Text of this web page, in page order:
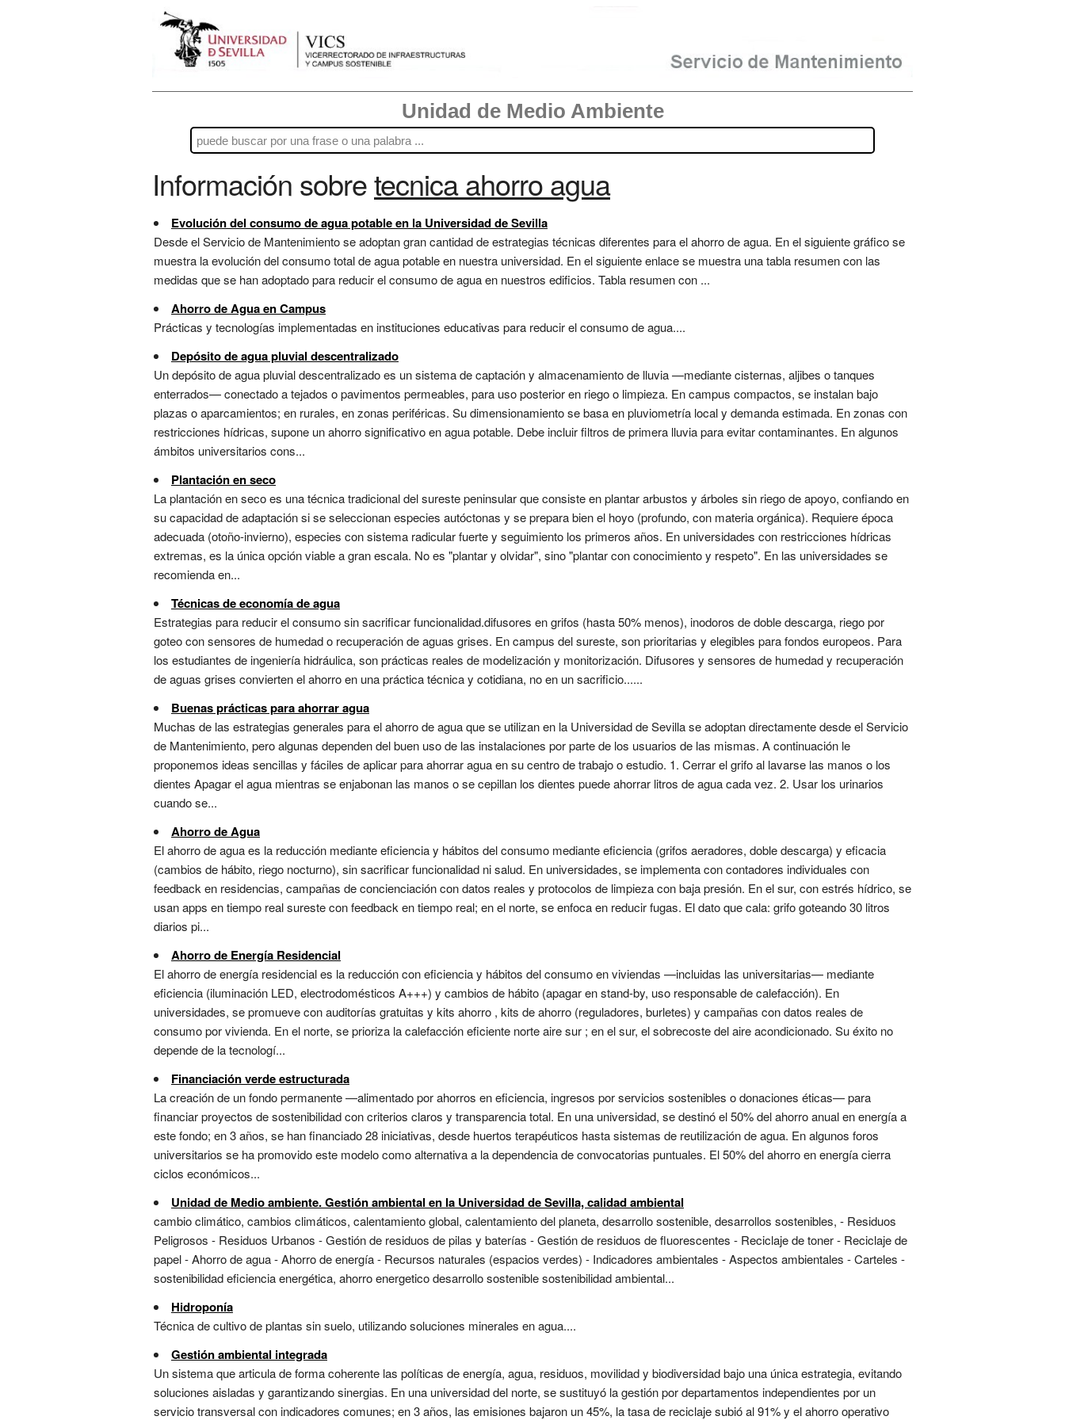
Unidad de Medio Ambiente
Información sobretecnica ahorro agua
Evolución del consumo de agua potable en la Universidad de Sevilla
Desde el Servicio de Mantenimiento se adoptan gran cantidad de estrategias técnicas diferentes para el ahorro de agua. En el siguiente gráfico se
muestra la evolución del consumo total de agua potable en nuestra universidad. En el siguiente enlace se muestra una tabla resumen con las
medidas que se han adoptado para reducir el consumo de agua en nuestros edificios. Tabla resumen con ...
Ahorro de Agua en Campus
Prácticas y tecnologías implementadas en instituciones educativas para reducir el consumo de agua....
Depósito de agua pluvial descentralizado
Un depósito de agua pluvial descentralizado es un sistema de captación y almacenamiento de lluvia —mediante cisternas, aljibes o tanques
enterrados— conectado a tejados o pavimentos permeables, para uso posterior en riego o limpieza. En campus compactos, se instalan bajo
plazas o aparcamientos; en rurales, en zonas periféricas. Su dimensionamiento se basa en pluviometría local y demanda estimada. En zonas con
restricciones hídricas, supone un ahorro significativo en agua potable. Debe incluir filtros de primera lluvia para evitar contaminantes. En algunos
ámbitos universitarios cons...
Plantación en seco
La plantación en seco es una técnica tradicional del sureste peninsular que consiste en plantar arbustos y árboles sin riego de apoyo, confiando en
su capacidad de adaptación si se seleccionan especies autóctonas y se prepara bien el hoyo (profundo, con materia orgánica). Requiere época
adecuada (otoño-invierno), especies con sistema radicular fuerte y seguimiento los primeros años. En universidades con restricciones hídricas
extremas, es la única opción viable a gran escala. No es "plantar y olvidar", sino "plantar con conocimiento y respeto". En las universidades se
recomienda en...
Técnicas de economía de agua
Estrategias para reducir el consumo sin sacrificar funcionalidad.difusores en grifos (hasta 50% menos), inodoros de doble descarga, riego por
goteo con sensores de humedad o recuperación de aguas grises. En campus del sureste, son prioritarias y elegibles para fondos europeos. Para
los estudiantes de ingeniería hidráulica, son prácticas reales de modelización y monitorización. Difusores y sensores de humedad y recuperación
de aguas grises convierten el ahorro en una práctica técnica y cotidiana, no en un sacrificio......
Buenas prácticas para ahorrar agua
Muchas de las estrategias generales para el ahorro de agua que se utilizan en la Universidad de Sevilla se adoptan directamente desde el Servicio
de Mantenimiento, pero algunas dependen del buen uso de las instalaciones por parte de los usuarios de las mismas. A continuación le
proponemos ideas sencillas y fáciles de aplicar para ahorrar agua en su centro de trabajo o estudio. 1. Cerrar el grifo al lavarse las manos o los
dientes Apagar el agua mientras se enjabonan las manos o se cepillan los dientes puede ahorrar litros de agua cada vez. 2. Usar los urinarios
cuando se...
Ahorro de Agua
El ahorro de agua es la reducción mediante eficiencia y hábitos del consumo mediante eficiencia (grifos aeradores, doble descarga) y eficacia
(cambios de hábito, riego nocturno), sin sacrificar funcionalidad ni salud. En universidades, se implementa con contadores individuales con
feedback en residencias, campañas de concienciación con datos reales y protocolos de limpieza con baja presión. En el sur, con estrés hídrico, se
usan apps en tiempo real sureste con feedback en tiempo real; en el norte, se enfoca en reducir fugas. El dato que cala: grifo goteando 30 litros
diarios pi...
Ahorro de Energía Residencial
El ahorro de energía residencial es la reducción con eficiencia y hábitos del consumo en viviendas —incluidas las universitarias— mediante
eficiencia (iluminación LED, electrodomésticos A+++) y cambios de hábito (apagar en stand-by, uso responsable de calefacción). En
universidades, se promueve con auditorías gratuitas y kits ahorro , kits de ahorro (reguladores, burletes) y campañas con datos reales de
consumo por vivienda. En el norte, se prioriza la calefacción eficiente norte aire sur ; en el sur, el sobrecoste del aire acondicionado. Su éxito no
depende de la tecnologí...
Financiación verde estructurada
La creación de un fondo permanente —alimentado por ahorros en eficiencia, ingresos por servicios sostenibles o donaciones éticas— para
financiar proyectos de sostenibilidad con criterios claros y transparencia total. En una universidad, se destinó el 50% del ahorro anual en energía a
este fondo; en 3 años, se han financiado 28 iniciativas, desde huertos terapéuticos hasta sistemas de reutilización de agua. En algunos foros
universitarios se ha promovido este modelo como alternativa a la dependencia de convocatorias puntuales. El 50% del ahorro en energía cierra
ciclos económicos...
Unidad de Medio ambiente. Gestión ambiental en la Universidad de Sevilla, calidad ambiental
cambio climático, cambios climáticos, calentamiento global, calentamiento del planeta, desarrollo sostenible, desarrollos sostenibles, - Residuos
Peligrosos - Residuos Urbanos - Gestión de residuos de pilas y baterías - Gestión de residuos de fluorescentes - Reciclaje de toner - Reciclaje de
papel - Ahorro de agua - Ahorro de energía - Recursos naturales (espacios verdes) - Indicadores ambientales - Aspectos ambientales - Carteles -
sostenibilidad eficiencia energética, ahorro energetico desarrollo sostenible sostenibilidad ambiental...
Hidroponía
Técnica de cultivo de plantas sin suelo, utilizando soluciones minerales en agua....
Gestión ambiental integrada
Un sistema que articula de forma coherente las políticas de energía, agua, residuos, movilidad y biodiversidad bajo una única estrategia, evitando
soluciones aisladas y garantizando sinergias. En una universidad del norte, se sustituyó la gestión por departamentos independientes por un
servicio transversal con indicadores comunes; en 3 años, las emisiones bajaron un 45%, la tasa de reciclaje subió al 91% y el ahorro operativo